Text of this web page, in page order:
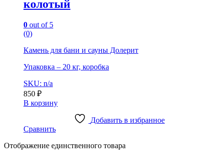
колотый
0 out of 5
(0)
Камень для бани и сауны Долерит
Упаковка – 20 кг, коробка
SKU: n/a
850 ₽
В корзину
Добавить в избранное
Сравнить
Отображение единственного товара